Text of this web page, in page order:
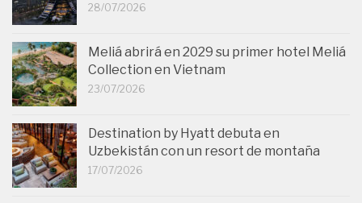
28/07/2026
Meliá abrirá en 2029 su primer hotel Meliá
Collection en Vietnam
23/07/2026
Destination by Hyatt debuta en
Uzbekistán con un resort de montaña
17/07/2026